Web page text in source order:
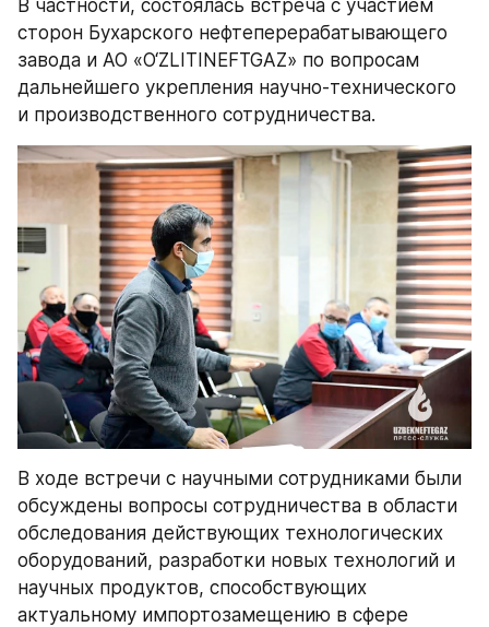
В частности, состоялась встреча с участием
сторон Бухарского нефтеперерабатывающего
завода и АО «O‘ZLITINEFTGAZ» по вопросам
дальнейшего укрепления научно-технического
и производственного сотрудничества.
В ходе встречи с научными сотрудниками были
обсуждены вопросы сотрудничества в области
обследования действующих технологических
оборудований, разработки новых технологий и
научных продуктов, способствующих
актуальному импортозамещению в сфере